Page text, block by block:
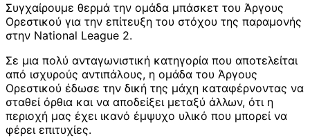
Συγχαίρουμε θερμά την ομάδα μπάσκετ του Άργους
Ορεστικού για την επίτευξη του στόχου της παραμονής
στην National League 2.
Σε μια πολύ ανταγωνιστική κατηγορία που αποτελείται
από ισχυρούς αντιπάλους, η ομάδα του Άργους
Ορεστικού έδωσε την δική της μάχη καταφέρνοντας να
σταθεί όρθια και να αποδείξει μεταξύ άλλων, ότι η
περιοχή μας έχει ικανό έμψυχο υλικό που μπορεί να
φέρει επιτυχίες.